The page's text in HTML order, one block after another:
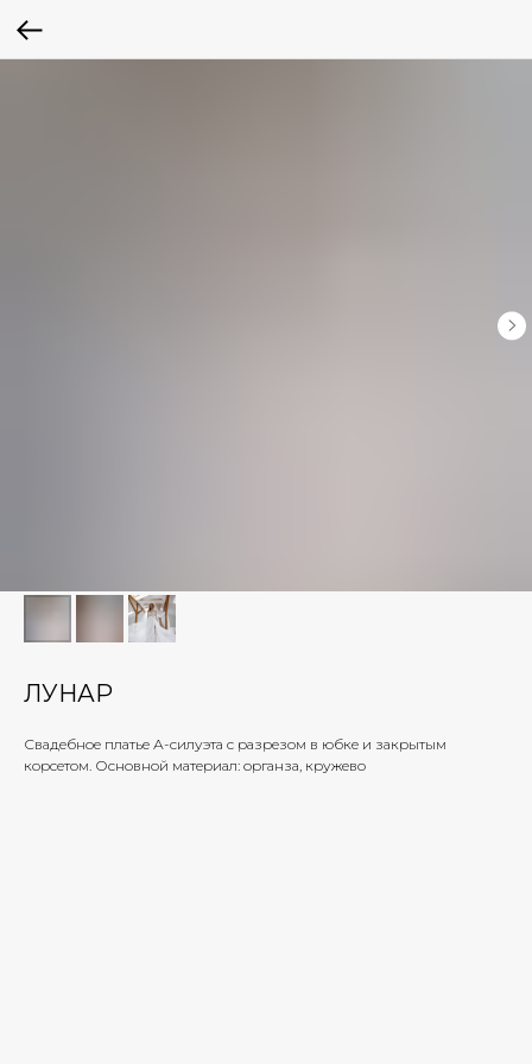
ЛУНАР
Свадебное платье А-силуэта с разрезом в юбке и закрытым
корсетом. Основной материал: органза, кружево